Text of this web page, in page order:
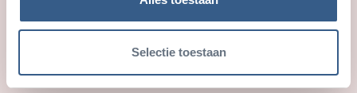
Selectie toestaan